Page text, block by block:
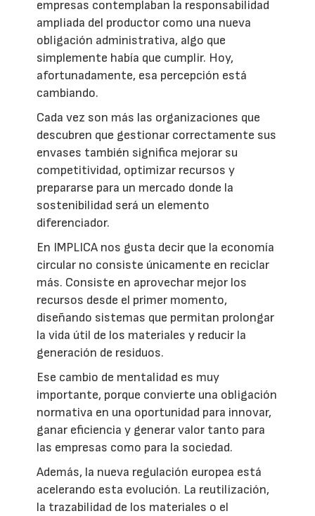
empresas contemplaban la responsabilidad
ampliada del productor como una nueva
obligación administrativa, algo que
simplemente había que cumplir. Hoy,
afortunadamente, esa percepción está
cambiando.
Cada vez son más las organizaciones que
descubren que gestionar correctamente sus
envases también significa mejorar su
competitividad, optimizar recursos y
prepararse para un mercado donde la
sostenibilidad será un elemento
diferenciador.
En IMPLICA nos gusta decir que la economía
circular no consiste únicamente en reciclar
más. Consiste en aprovechar mejor los
recursos desde el primer momento,
diseñando sistemas que permitan prolongar
la vida útil de los materiales y reducir la
generación de residuos.
Ese cambio de mentalidad es muy
importante, porque convierte una obligación
normativa en una oportunidad para innovar,
ganar eficiencia y generar valor tanto para
las empresas como para la sociedad.
Además, la nueva regulación europea está
acelerando esta evolución. La reutilización,
la trazabilidad de los materiales o el